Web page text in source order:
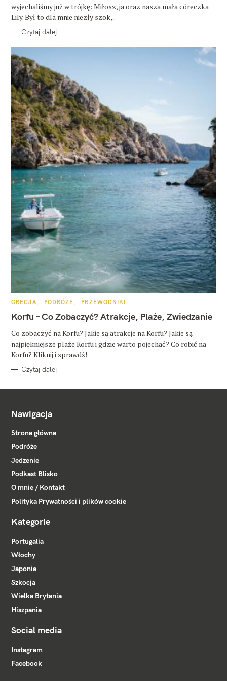
wyjechaliśmy już w trójkę: Miłosz, ja oraz nasza mała córeczka
Lily. Był to dla mnie niezły szok,..
Czytaj dalej
K
T
E
O
R
I
GRECJA PODRÓŻE PRZEWODNIKI
Korfu – Co Zobaczyć? Atrakcje, Plaże, Zwiedzanie
Co zobaczyć na Korfu? Jakie są atrakcje na Korfu? Jakie są
najpiękniejsze plaże Korfu i gdzie warto pojechać? Co robić na
Korfu? Kliknij i sprawdź!
Czytaj dalej
Nawigacja
Strona główna
Podróże
Jedzenie
Podkast Blisko
O mnie / Kontakt
Polityka Prywatności i plików cookie
Kategorie
Portugalia
Włochy
Japonia
Szkocja
Wielka Brytania
Hiszpania
Social media
Instagram
Facebook